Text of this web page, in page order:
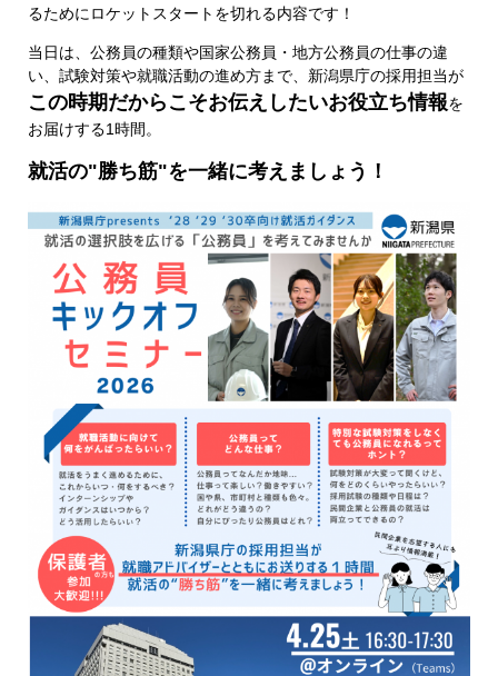
るためにロケットスタートを切れる内容です！
当日は、公務員の種類や国家公務員・地方公務員の仕事の違
い、試験対策や就職活動の進め方まで、新潟県庁の採用担当が
この時期だからこそお伝えしたいお役立ち情報を
お届けする1時間。
就活の"勝ち筋"を一緒に考えましょう！